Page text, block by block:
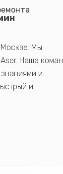
Москве. Мы
Наша
и
и
а
их
на ремонт уже